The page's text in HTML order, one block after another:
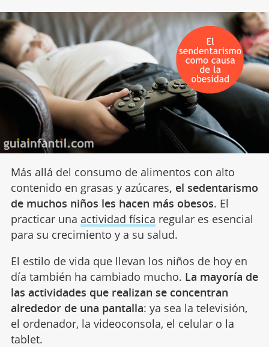
Más allá del consumo de alimentos con alto
contenido en grasas y azúcares, el sedentarismo
de muchos niños les hacen más obesos. El
practicar una actividad física regular es esencial
para su crecimiento y a su salud.
El estilo de vida que llevan los niños de hoy en
día también ha cambiado mucho. La mayoría de
las actividades que realizan se concentran
alrededor de una pantalla: ya sea la televisión,
el ordenador, la videoconsola, el celular o la
tablet.